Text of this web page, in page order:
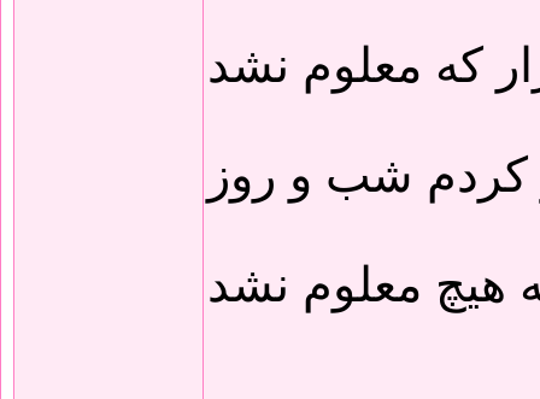
که معلوم نشد
کردم شب و روز
هیچ معلوم نشد